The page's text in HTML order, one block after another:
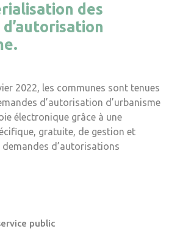
des
2022, les communes sont tenues
d’autorisation d’urbanisme
électronique grâce à une
gratuite, de gestion et
d’autorisations
public